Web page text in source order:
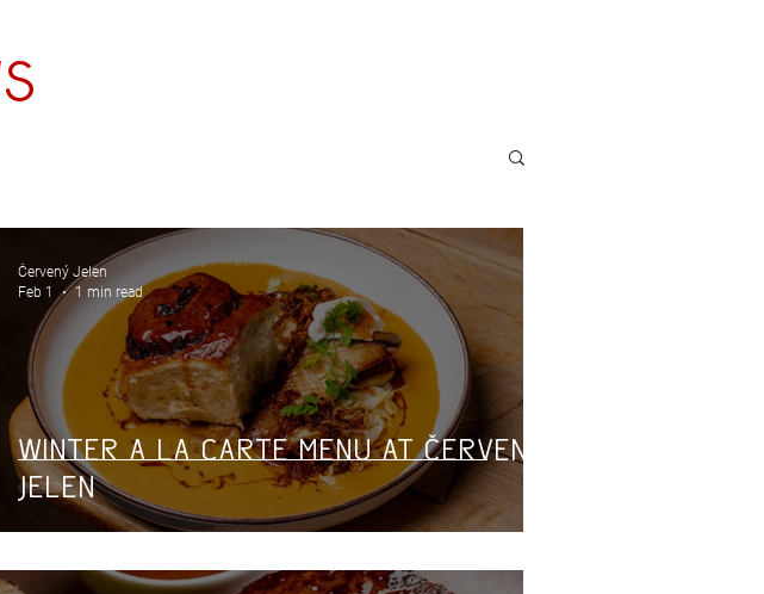
Winter à la Carte Menu at Červený
Jelen
Červený Jelen
Feb 1
1 min read